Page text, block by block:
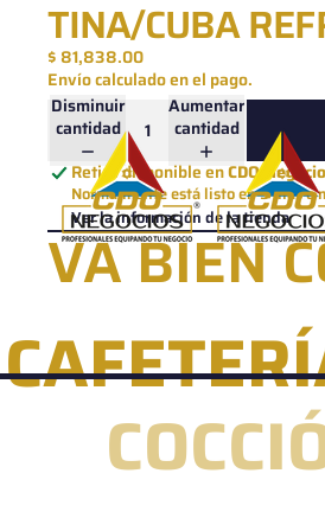
TINA/CUBA
$ 81,838.00
Envío calculado en el pago.
Disminuir
cantidad
Aumentar
cantidad
Retiro disponible enCDO
Normalmente está listo en 5 días o
Ver la información de la tienda
VA BIEN